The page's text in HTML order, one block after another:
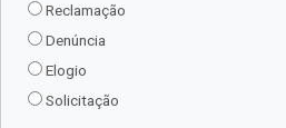
Reclamação
Denúncia
Elogio
Solicitação